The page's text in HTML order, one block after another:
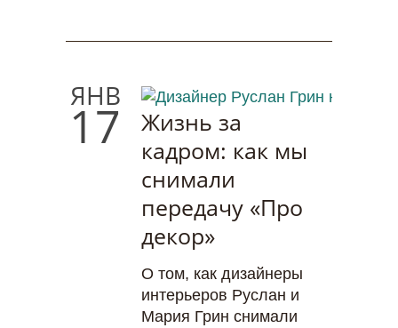
ЯНВ
17
Жизнь за
кадром: как мы
снимали
передачу «Про
декор»
О том, как дизайнеры
интерьеров Руслан и
Мария Грин снимали